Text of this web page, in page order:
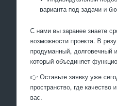
варианта под задачи и
С нами вы заранее знаете
возможности проекта. В
продуманный, долговечный
который объединяет
👉 Оставьте заявку уже
пространство, где качество
вас.